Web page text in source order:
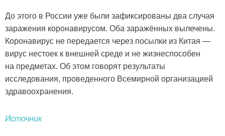
До этого в России уже были зафиксированы два случая
заражения коронавирусом. Оба заражённых вылечены.
Коронавирус не передается через посылки из Китая —
вирус нестоек к внешней среде и не жизнеспособен
на предметах. Об этом говорят результаты
исследования, проведенного Всемирной организацией
здравоохранения.
Источник